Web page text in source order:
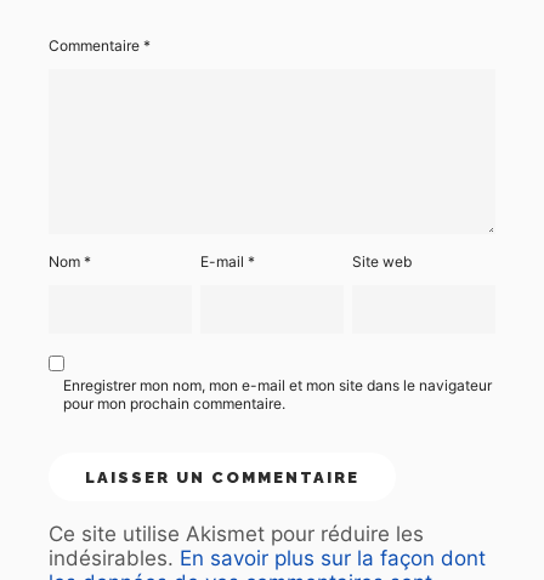
Commentaire *
Nom * E-mail* Site web
Enregistrer mon nom, mon e-mail et mon site dans le navigateur
pour mon prochain commentaire.
Ce site utilise Akismet pour réduire les
indésirables. En savoir plus sur la façon dont